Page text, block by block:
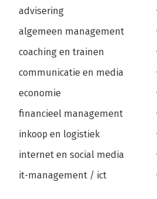
advisering
algemeen management
coaching en trainen
communicatie en media
economie
financieel management
inkoop en logistiek
internet en social media
it-management / ict